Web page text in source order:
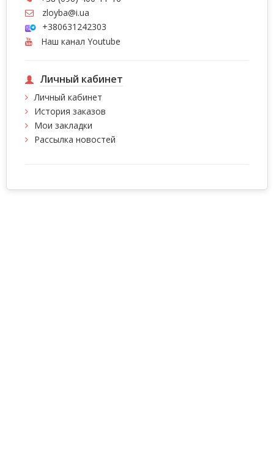
zloyba@i.ua
+380631242303
Наш канал Youtube
Личный кабинет
Личный кабинет
История заказов
Мои закладки
Рассылка новостей